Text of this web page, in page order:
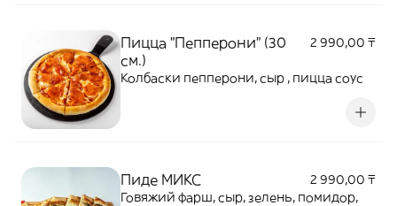
Пицца "Пепперони" (30
см.)
2 990,00 ₸
Колбаски пепперони, сыр , пицца соус
Пиде МИКС
2 990,00 ₸
Говяжий фарш, сыр, зелень, помидор,